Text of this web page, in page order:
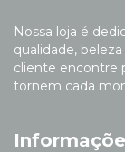
Nossa loja é
qualidade,
cliente encontre
tornem cada